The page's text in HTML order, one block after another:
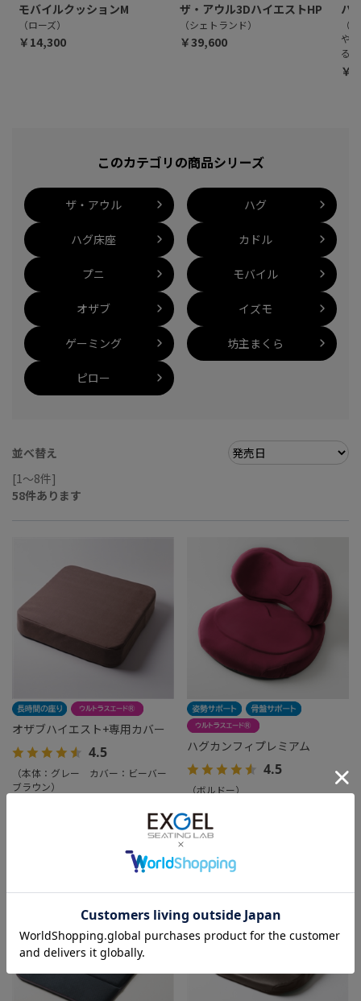
モバイルクッションM
（ローズ）
￥14,300
ザ・アウル3DハイエストHP
（シェトランド）
￥39,600
ハ
（
や
る
￥
並べ替え
[1～8件]
58件あります
オザブハイエスト+専用カバー
4.5
（本体：グレー カバー：ビーバー
ブラウン）
ハグカンフィプレミアム
4.5
（ボルドー）
る特別な手触り感
￥48,400
このカテゴリの商品シリーズ
ザ・アウル ハグ
ハグ床座 カドル
プニ モバイル
オザブ イズモ
ゲーミング 坊主まくら
ピロー